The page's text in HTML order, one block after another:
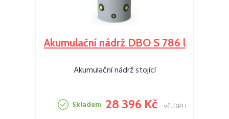
Akumulační nádrž DBO S 786 l
Akumulační nádrž stojící
Skladem 28 396 Kč vč. DPH